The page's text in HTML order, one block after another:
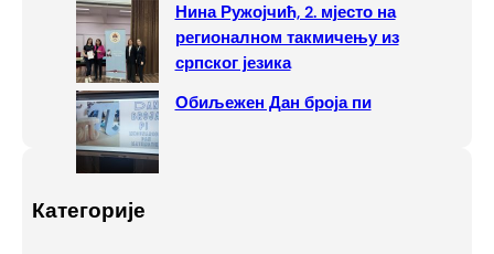
Нина Ружојчић, 2. мјесто на
регионалном такмичењу из
српског језика
Обиљежен Дан броја пи
Категорије